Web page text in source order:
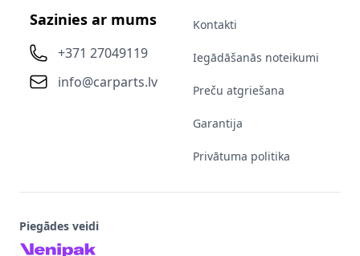
Sazinies ar mums
+371 27049119
info@carparts.lv
Kontakti
Iegādāšanās noteikumi
Preču atgriešana
Garantija
Privātuma politika
Piegādes veidi